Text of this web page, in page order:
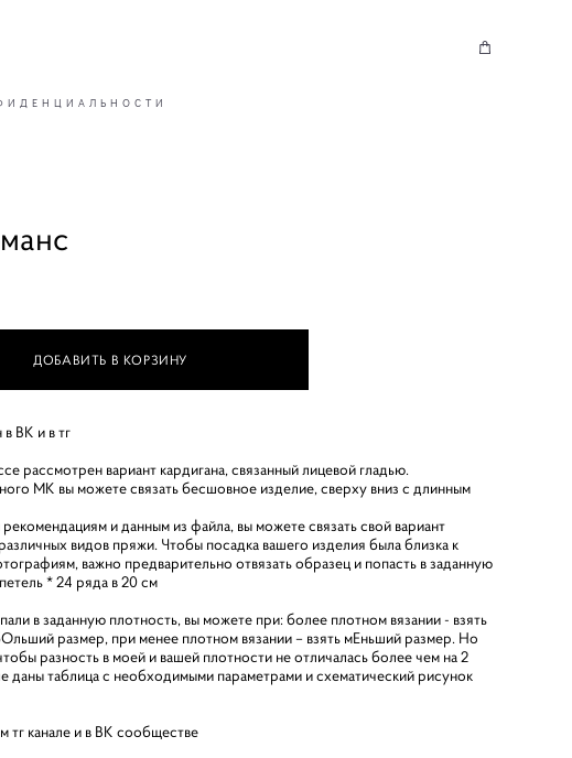
ДОБАВИТЬ В КОРЗИНУ
ВК и в тг
рассмотрен вариант кардигана, связанный лицевой гладью.
МК вы можете связать бесшовное изделие, сверху вниз с длинным
и данным из файла, вы можете связать свой вариант
видов пряжи. Чтобы посадка вашего изделия была близка к
важно предварительно отвязать образец и попасть в заданную
* 24 ряда в 20 см
в заданную плотность, вы можете при: более плотном вязании - взять
размер, при менее плотном вязании – взять мЕньший размер. Но
разность в моей и вашей плотности не отличалась более чем на 2
даны таблица с необходимыми параметрами и схематический рисунок
тг канале и в ВК сообществе